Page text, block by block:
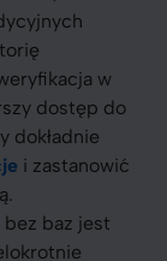
w
dostęp do
dokładnie
i zastanowić
bez baz jest